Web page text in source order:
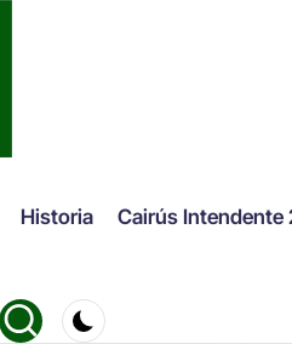
Historia Cairús